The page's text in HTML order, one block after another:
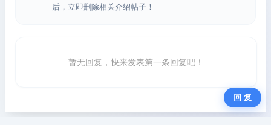
后，立即删除相关介绍帖子！
暂无回复，快来发表第一条回复吧！
回 复